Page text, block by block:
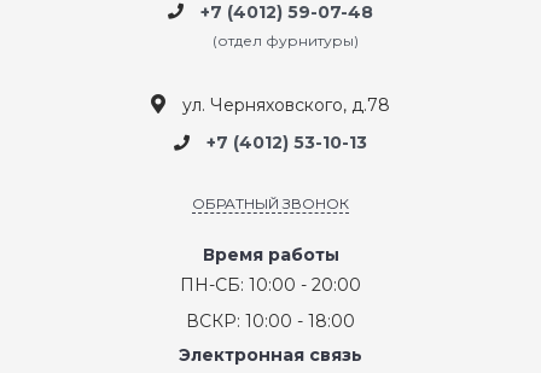
+7 (4012) 59-07-48
(отдел фурнитуры)
ул. Черняховского, д.78
+7 (4012) 53-10-13
ОБРАТНЫЙ ЗВОНОК
Время работы
ПН-СБ: 10:00 - 20:00
ВСКР: 10:00 - 18:00
Электронная связь